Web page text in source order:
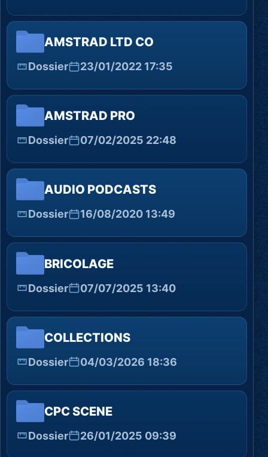
AMSTRAD LTD CO
Dossier 23/01/2022 17:35
AMSTRAD PRO
Dossier 07/02/2025 22:48
AUDIO PODCASTS
Dossier 16/08/2020 13:49
BRICOLAGE
Dossier 07/07/2025 13:40
COLLECTIONS
Dossier 04/03/2026 18:36
CPC SCENE
Dossier 26/01/2025 09:39